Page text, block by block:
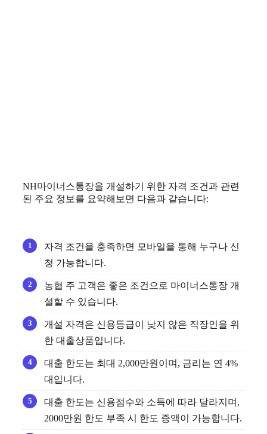
NH마이너스통장을 개설하기 위한 자격 조건과 관련
된 주요 정보를 요약해보면 다음과 같습니다:
자격 조건을 충족하면 모바일을 통해 누구나 신
청 가능합니다.
농협 주 고객은 좋은 조건으로 마이너스통장 개
설할 수 있습니다.
개설 자격은 신용등급이 낮지 않은 직장인을 위
한 대출상품입니다.
대출 한도는 최대 2,000만원이며, 금리는 연 4%
대입니다.
대출 한도는 신용점수와 소득에 따라 달라지며,
2000만원 한도 부족 시 한도 증액이 가능합니다.